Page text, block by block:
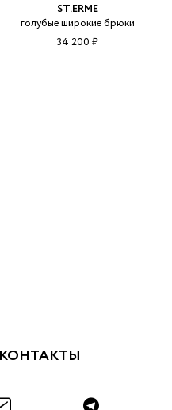
ST.ERME
голубые широкие брюки
34 200 ₽